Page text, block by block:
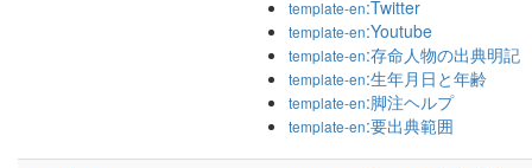
template-en:Twitter
template-en:Youtube
template-en:存命人物の出典明記
template-en:生年月日と年齢
template-en:脚注ヘルプ
template-en:要出典範囲